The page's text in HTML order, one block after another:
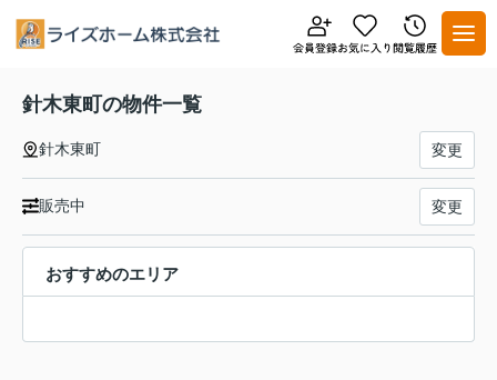
針木東町の物件一覧
針木東町 変更
販売中 変更
おすすめのエリア